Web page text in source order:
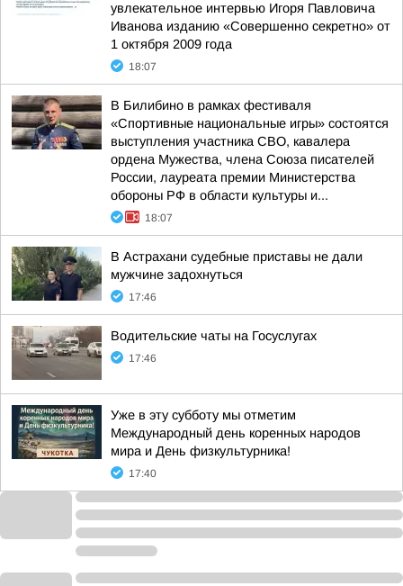
увлекательное интервью Игоря Павловича
Иванова изданию «Совершенно секретно» от
1 октября 2009 года
18:07
В Билибино в рамках фестиваля
«Спортивные национальные игры» состоятся
выступления участника СВО, кавалера
ордена Мужества, члена Союза писателей
России, лауреата премии Министерства
обороны РФ в области культуры и...
18:07
В Астрахани судебные приставы не дали
мужчине задохнуться
17:46
Водительские чаты на Госуслугах
17:46
Уже в эту субботу мы отметим
Международный день коренных народов
мира и День физкультурника!
17:40